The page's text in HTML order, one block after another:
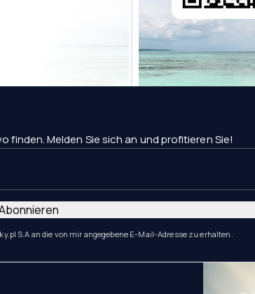
Melden Sie sich an und profitieren Sie!
S.A an die von mir angegebene E-Mail-Adresse zu erhalten.